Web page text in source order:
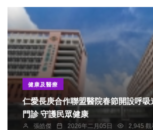
健康及醫療
仁愛長庚合作聯盟醫院春節開設呼吸
門診 守護民眾健康
張皓傑 2026年二月05日 2,945 觀